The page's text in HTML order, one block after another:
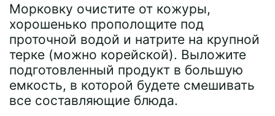
Морковку очистите от кожуры,
хорошенько прополощите под
проточной водой и натрите на крупной
терке (можно корейской). Выложите
подготовленный продукт в большую
емкость, в которой будете смешивать
все составляющие блюда.